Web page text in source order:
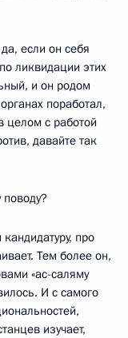
если он себя
ликвидации этих
и он родом
поработал,
целом с работой
давайте так
про
Тем более он,
«ас-саляму
И с самого
изучает,